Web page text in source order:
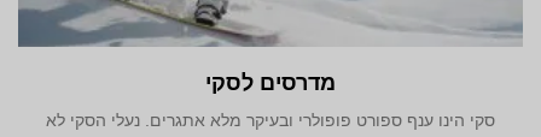
מדרסים לסקי
סקי הינו ענף ספורט פופולרי ובעיקר מלא אתגרים. נעלי הסקי לא